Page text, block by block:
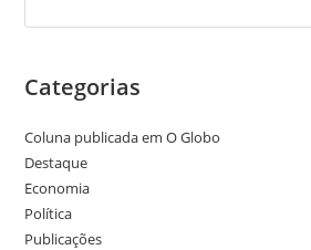
Categorias
Coluna publicada em O Globo
Destaque
Economia
Política
Publicações